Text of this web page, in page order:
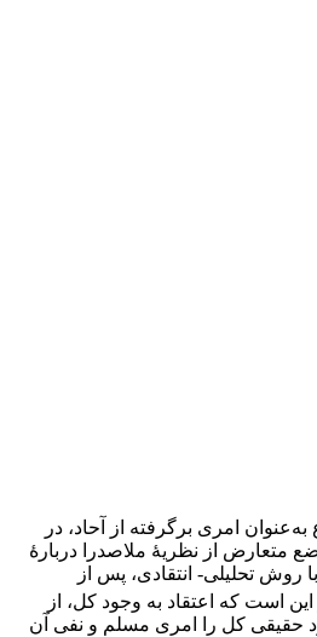
امری برگرفته از آحاد، در
متعارض از نظریۀ ملاصدرا دربارۀ
روش تحلیلی- انتقادی، پس از
است که اعتقاد به وجود کل، از
حقیقی کل را امری مسلم و نفی آن